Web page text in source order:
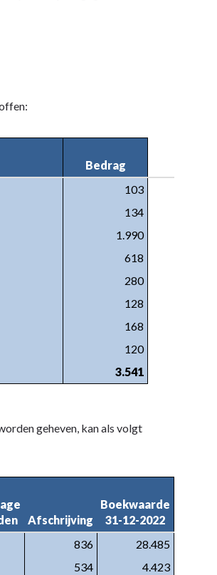
Bedrag
103
134
1.990
618
280
128
168
120
3.541
geheven, kan als volgt
Afschrijving
Boekwaarde
31-12-2022
836
28.485
534
4.423